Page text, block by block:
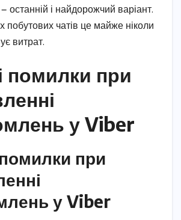
останній і найдорожчий варіант.
побутових чатів це майже ніколи
витрат.
помилки при
у Viber
при
у Viber